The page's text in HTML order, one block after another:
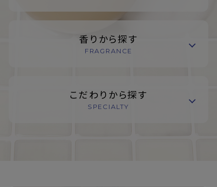
香りから探す
FRAGRANCE
こだわりから探す
SPECIALTY